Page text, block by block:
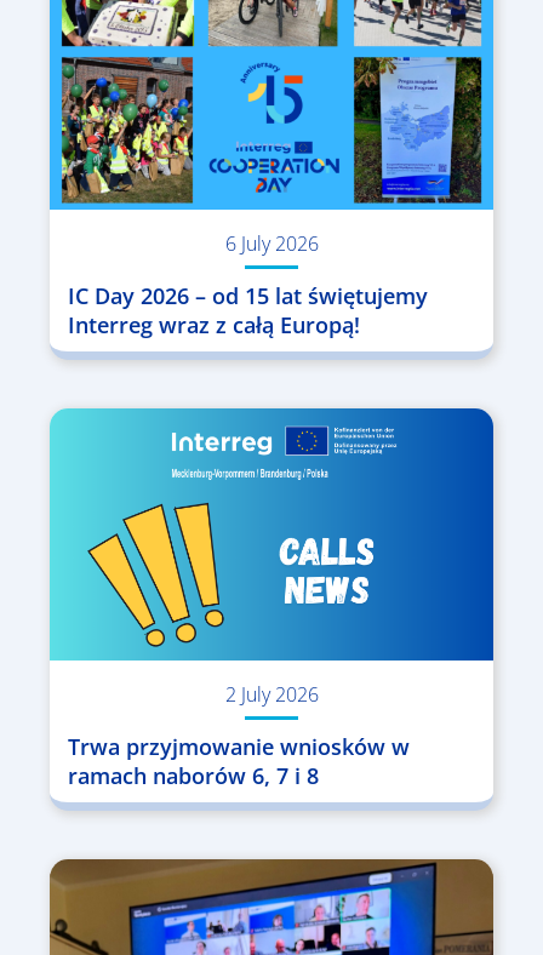
6 July 2026
IC Day 2026 – od 15 lat świętujemy
Interreg wraz z całą Europą!
2 July 2026
Trwa przyjmowanie wniosków w
ramach naborów 6, 7 i 8